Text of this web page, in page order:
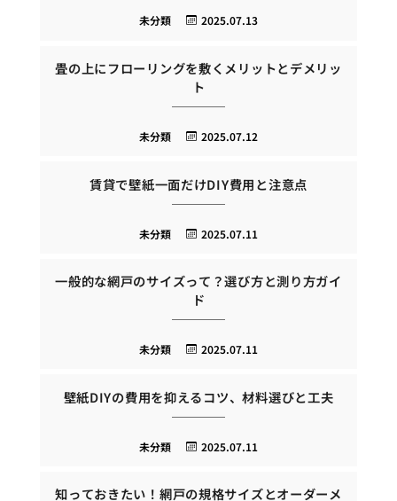
2025.07.13
未分類
畳の上にフローリングを敷くメリットとデメリッ
ト
2025.07.12
未分類
賃貸で壁紙一面だけDIY費用と注意点
2025.07.11
未分類
一般的な網戸のサイズって？選び方と測り方ガイ
ド
2025.07.11
未分類
壁紙DIYの費用を抑えるコツ、材料選びと工夫
2025.07.11
未分類
知っておきたい！網戸の規格サイズとオーダーメ